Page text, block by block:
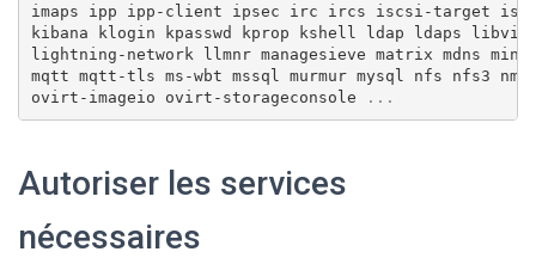
imaps ipp ipp-client ipsec irc ircs iscsi-target isns
kibana klogin kpasswd kprop kshell ldap ldaps
lightning-network llmnr managesieve matrix mdns
mqtt mqtt-tls ms-wbt mssql murmur mysql nfs nfs3
ovirt-imageio ovirt-storageconsole
Autoriser les services
nécessaires